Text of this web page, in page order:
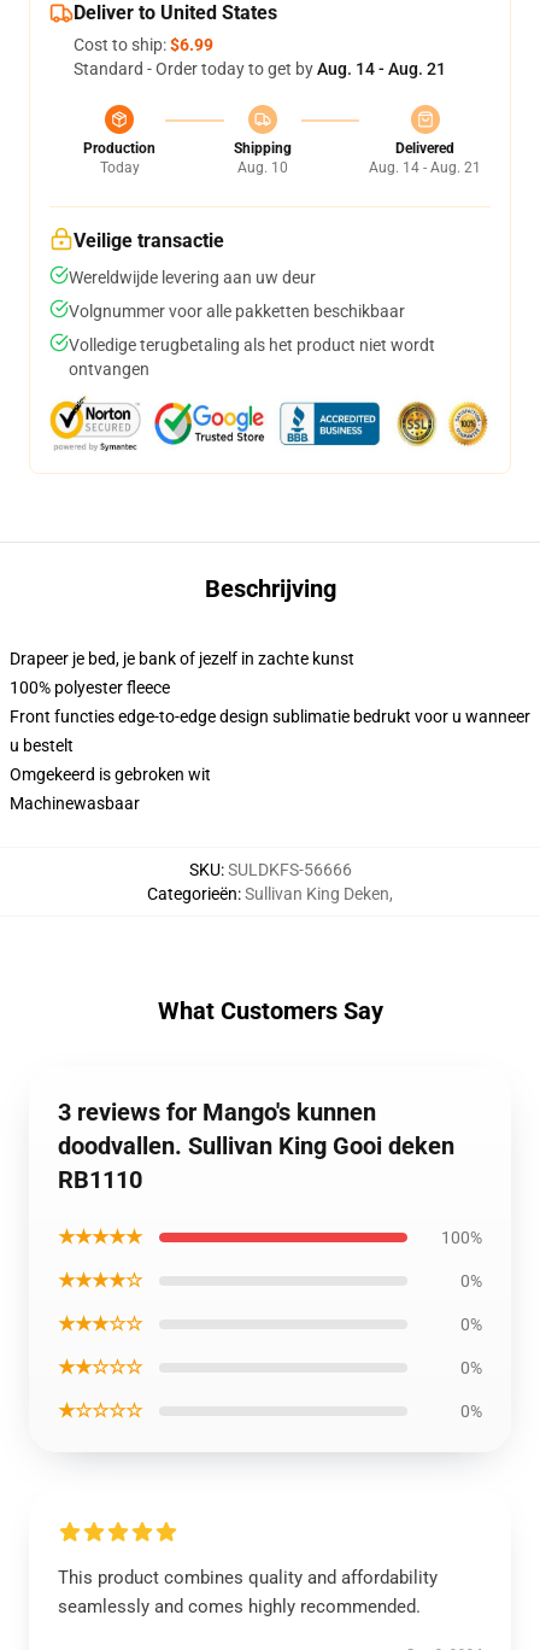
Deliver to United States
Cost to ship:$6.99
Standard - Order today to get byAug. 14 - Aug. 21
Production
Today
Shipping
Aug. 10
Delivered
Aug. 14 - Aug. 21
Veilige transactie
Wereldwijde levering aan uw deur
Volgnummer voor alle pakketten beschikbaar
Volledige terugbetaling als het product niet wordt
ontvangen
Beschrijving
Drapeer je bed, je bank of jezelf in zachte kunst
100% polyester fleece
Front functies edge-to-edge design sublimatie bedrukt voor u wanneer
u bestelt
Omgekeerd is gebroken wit
Machinewasbaar
SKU:SULDKFS-56666
Categorieën:Sullivan King Deken,
What Customers Say
3 reviews for Mango's kunnen
doodvallen. Sullivan King Gooi deken
RB1110
★★★★★ 100%
★★★★☆ 0%
★★★☆☆ 0%
★★☆☆☆ 0%
★☆☆☆☆ 0%
This product combines quality and affordability
seamlessly and comes highly recommended.